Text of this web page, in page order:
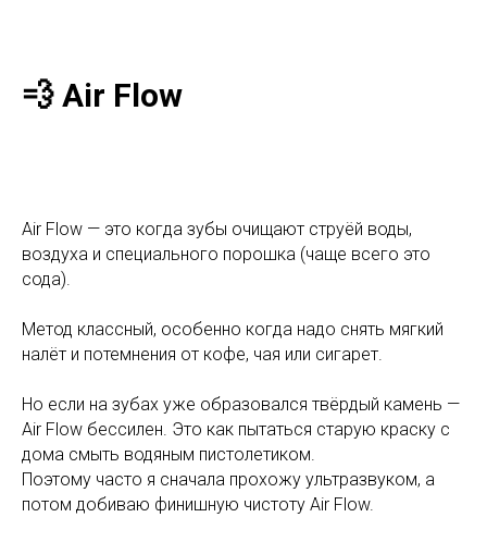
💨 Air Flow
Air Flow — это когда зубы очищают струёй воды,
воздуха и специального порошка (чаще всего это
сода).
Метод классный, особенно когда надо снять мягкий
налёт и потемнения от кофе, чая или сигарет.
Но если на зубах уже образовался твёрдый камень —
Air Flow бессилен. Это как пытаться старую краску с
дома смыть водяным пистолетиком.
Поэтому часто я сначала прохожу ультразвуком, а
потом добиваю финишную чистоту Air Flow.